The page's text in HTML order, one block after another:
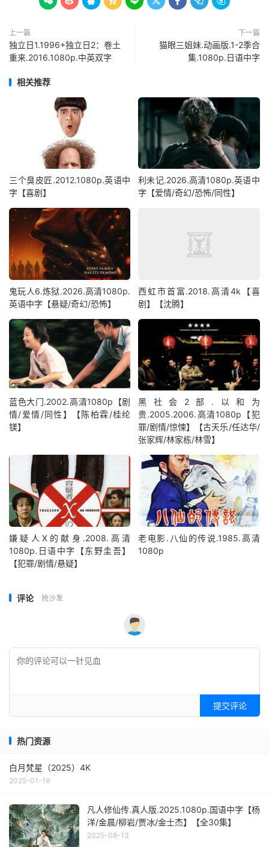
上一篇
独立日1.1996+独立日2：卷土
重来.2016.1080p.中英双字
下一篇
猫眼三姐妹.动画版.1-2季合
集.1080p.日语中字
相关推荐
三个臭皮匠.2012.1080p.英语中
字【喜剧】
利未记.2026.高清1080p.英语中
字【爱情/奇幻/恐怖/同性】
鬼玩人6.炼狱.2026.高清1080p.
英语中字【悬疑/奇幻/恐怖】
西虹市首富.2018.高清4k【喜
剧】【沈腾】
蓝色大门.2002.高清1080p【剧
情/爱情/同性】【陈柏霖/桂纶
镁】
黑社会2部.以和为
贵.2005.2006.高清1080p【犯
罪/剧情/惊悚】【古天乐/任达华/
张家辉/林家栋/林雪】
嫌疑人X的献身.2008.高清
1080p.日语中字【东野圭吾】
【犯罪/剧情/悬疑】
老电影.八仙的传说.1985.高清
1080p
评论 抢沙发
提交评论
热门资源
白月梵星（2025）4K
2025-01-19
凡人修仙传.真人版.2025.1080p.国语中字【杨
洋/金晨/柳岩/贾冰/金士杰】【全30集】
2025-08-13